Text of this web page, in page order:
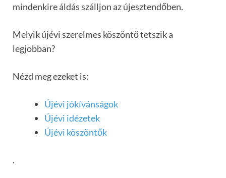
mindenkire áldás szálljon az újesztendőben.
Melyik újévi szerelmes köszöntő tetszik a
legjobban?
Nézd meg ezeket is:
Újévi jókívánságok
Újévi idézetek
Újévi köszöntők
.